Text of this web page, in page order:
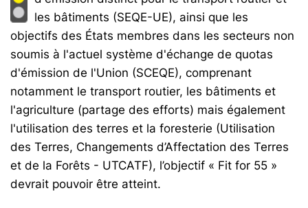
les bâtiments (SEQE-UE), ainsi que les
objectifs des États membres dans les secteurs non
soumis à l'actuel système d'échange de quotas
d'émission de l'Union (SCEQE), comprenant
notamment le transport routier, les bâtiments et
l'agriculture (partage des efforts) mais également
l'utilisation des terres et la foresterie (Utilisation
des Terres, Changements d’Affectation des Terres
et de la Forêts - UTCATF), l’objectif « Fit for 55 »
devrait pouvoir être atteint.